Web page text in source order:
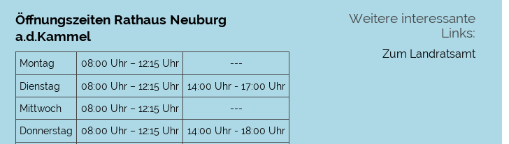
Öffnungszeiten Rathaus Neuburg
a.d.Kammel
Montag 08:00 Uhr – 12:15 Uhr
---
Dienstag
08:00 Uhr – 12:15 Uhr
14:00 Uhr - 17:00 Uhr
Mittwoch
08:00 Uhr – 12:15 Uhr
---
Donnerstag
08:00 Uhr – 12:15 Uhr 14:00 Uhr - 18:00 Uhr
Weitere interessante
Links:
Zum Landratsamt